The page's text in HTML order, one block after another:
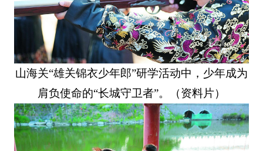
山海关“雄关锦衣少年郎”研学活动中，少年成为
肩负使命的“长城守卫者”。（资料片）